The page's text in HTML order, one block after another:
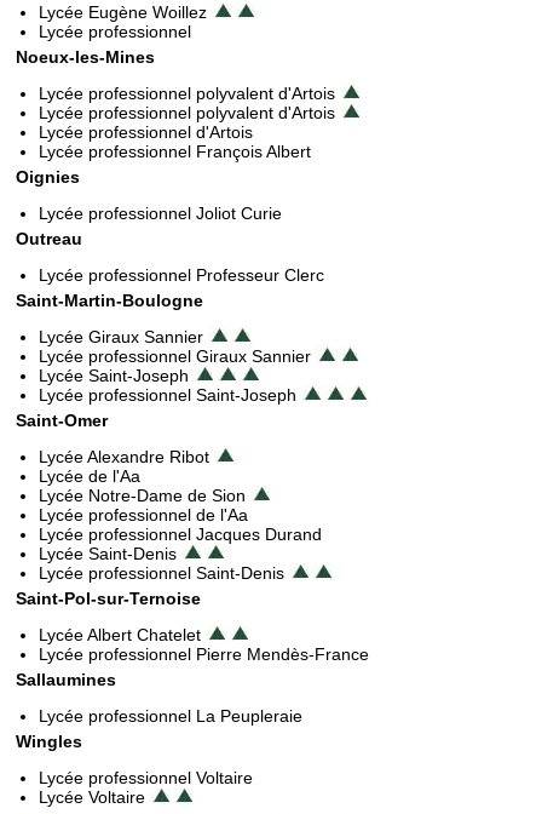
Lycée Eugène Woillez
Lycée professionnel
Noeux-les-Mines
Lycée professionnel polyvalent d'Artois
Lycée professionnel polyvalent d'Artois
Lycée professionnel d'Artois
Lycée professionnel François Albert
Oignies
Lycée professionnel Joliot Curie
Outreau
Lycée professionnel Professeur Clerc
Saint-Martin-Boulogne
Lycée Giraux Sannier
Lycée professionnel Giraux Sannier
Lycée Saint-Joseph
Lycée professionnel Saint-Joseph
Saint-Omer
Lycée Alexandre Ribot
Lycée de l'Aa
Lycée Notre-Dame de Sion
Lycée professionnel de l'Aa
Lycée professionnel Jacques Durand
Lycée Saint-Denis
Lycée professionnel Saint-Denis
Saint-Pol-sur-Ternoise
Lycée Albert Chatelet
Lycée professionnel Pierre Mendès-France
Sallaumines
Lycée professionnel La Peupleraie
Wingles
Lycée professionnel Voltaire
Lycée Voltaire